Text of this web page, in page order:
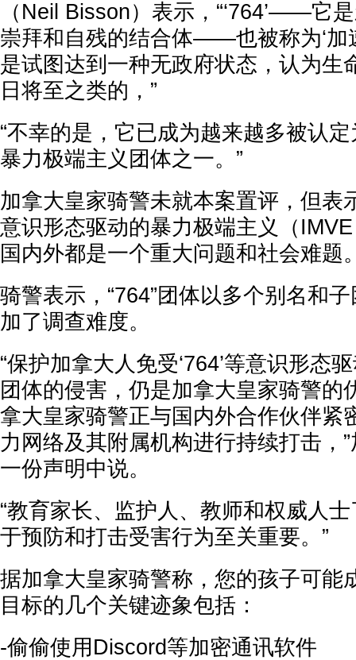
（Neil Bisson）表示，“‘764’——它
崇拜和自残的结合体——也被称为‘加
是试图达到一种无政府状态，认为生
日将至之类的，”
“不幸的是，它已成为越来越多被认
暴力极端主义团体之一。”
加拿大皇家骑警未就本案置评，但表
意识形态驱动的暴力极端主义（
国内外都是一个重大问题和社会难题
骑警表示，“764”团体以多个别名和
加了调查难度。
“保护加拿大人免受‘764’等意识形态
团体的侵害，仍是加拿大皇家骑警的
拿大皇家骑警正与国内外合作伙伴紧
力网络及其附属机构进行持续打击，
一份声明中说。
“教育家长、监护人、教师和权威人
于预防和打击受害行为至关重要。”
据加拿大皇家骑警称，您的孩子可能
目标的几个关键迹象包括：
-偷偷使用Discord等加密通讯软件